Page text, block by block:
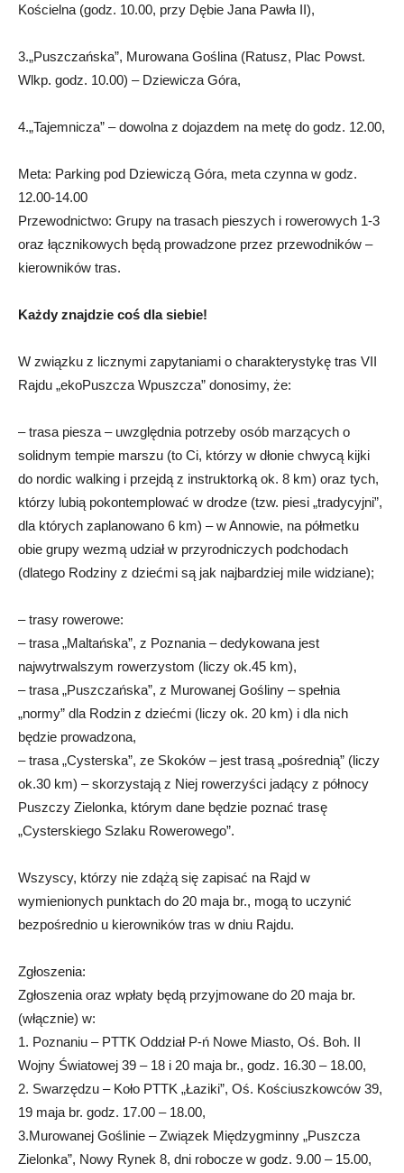
Kościelna (godz. 10.00, przy Dębie Jana Pawła II),
3.„Puszczańska”, Murowana Goślina (Ratusz, Plac Powst.
Wlkp. godz. 10.00) – Dziewicza Góra,
4.„Tajemnicza” – dowolna z dojazdem na metę do godz. 12.00,
Meta: Parking pod Dziewiczą Góra, meta czynna w godz.
12.00-14.00
Przewodnictwo: Grupy na trasach pieszych i rowerowych 1-3
oraz łącznikowych będą prowadzone przez przewodników –
kierowników tras.
Każdy znajdzie coś dla siebie!
W związku z licznymi zapytaniami o charakterystykę tras VII
Rajdu „ekoPuszcza Wpuszcza” donosimy, że:
– trasa piesza – uwzględnia potrzeby osób marzących o
solidnym tempie marszu (to Ci, którzy w dłonie chwycą kijki
do nordic walking i przejdą z instruktorką ok. 8 km) oraz tych,
którzy lubią pokontemplować w drodze (tzw. piesi „tradycyjni”,
dla których zaplanowano 6 km) – w Annowie, na półmetku
obie grupy wezmą udział w przyrodniczych podchodach
(dlatego Rodziny z dziećmi są jak najbardziej mile widziane);
– trasy rowerowe:
– trasa „Maltańska”, z Poznania – dedykowana jest
najwytrwalszym rowerzystom (liczy ok.45 km),
– trasa „Puszczańska”, z Murowanej Gośliny – spełnia
„normy” dla Rodzin z dziećmi (liczy ok. 20 km) i dla nich
będzie prowadzona,
– trasa „Cysterska”, ze Skoków – jest trasą „pośrednią” (liczy
ok.30 km) – skorzystają z Niej rowerzyści jadący z północy
Puszczy Zielonka, którym dane będzie poznać trasę
„Cysterskiego Szlaku Rowerowego”.
Wszyscy, którzy nie zdążą się zapisać na Rajd w
wymienionych punktach do 20 maja br., mogą to uczynić
bezpośrednio u kierowników tras w dniu Rajdu.
Zgłoszenia:
Zgłoszenia oraz wpłaty będą przyjmowane do 20 maja br.
(włącznie) w:
1. Poznaniu – PTTK Oddział P-ń Nowe Miasto, Oś. Boh. II
Wojny Światowej 39 – 18 i 20 maja br., godz. 16.30 – 18.00,
2. Swarzędzu – Koło PTTK „Łaziki”, Oś. Kościuszkowców 39,
19 maja br. godz. 17.00 – 18.00,
3.Murowanej Goślinie – Związek Międzygminny „Puszcza
Zielonka”, Nowy Rynek 8, dni robocze w godz. 9.00 – 15.00,